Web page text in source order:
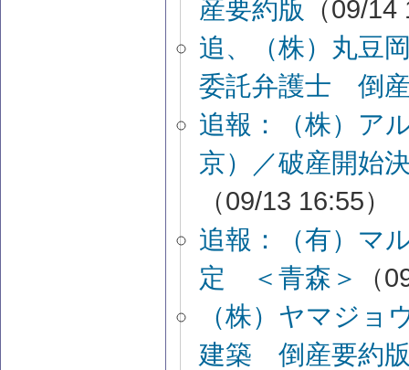
産要約版
（09/
追、（株）丸豆
委託弁護士 倒
追報：（株）ア
京）／破産開始
（09/13 16:55）
追報：（有）マ
定 ＜青森＞
（
（株）ヤマジ
建築 倒産要約